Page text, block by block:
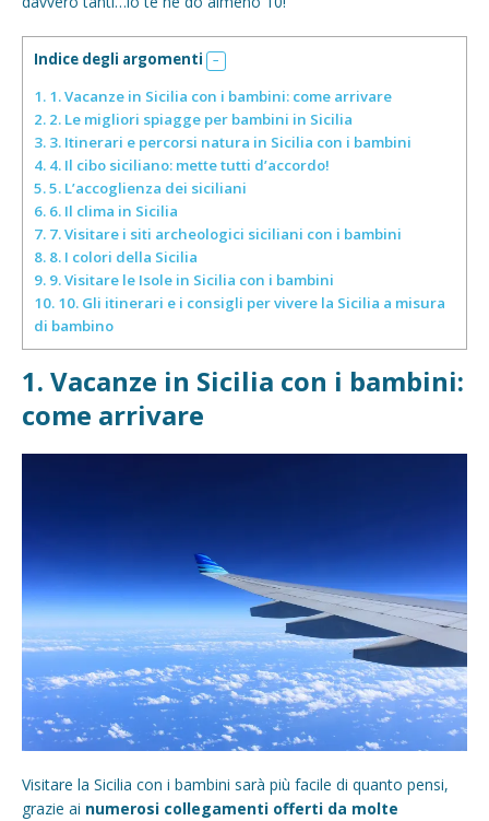
Indice degli argomenti
1. 1. Vacanze in Sicilia con i bambini: come arrivare
2. 2. Le migliori spiagge per bambini in Sicilia
3. 3. Itinerari e percorsi natura in Sicilia con i bambini
4. 4. Il cibo siciliano: mette tutti d’accordo!
5.5. L’accoglienza dei siciliani
6. 6. Il clima in Sicilia
7. 7. Visitare i siti archeologici siciliani con i bambini
8. 8. I colori della Sicilia
9. 9. Visitare le Isole in Sicilia con i bambini
10. 10. Gli itinerari e i consigli per vivere la Sicilia a misura
di bambino
1. Vacanze in Sicilia con i bambini:
come arrivare
Visitare la Sicilia con i bambini sarà più facile di quanto pensi,
grazie ai numerosi collegamenti offerti da molte